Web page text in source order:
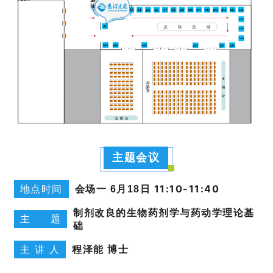
主题会议
地点时间 会场一 6月18日 11:10-11:40
主 题
制剂改良的生物药剂学与药动学理论基
础
主 讲 人
程泽能 博士